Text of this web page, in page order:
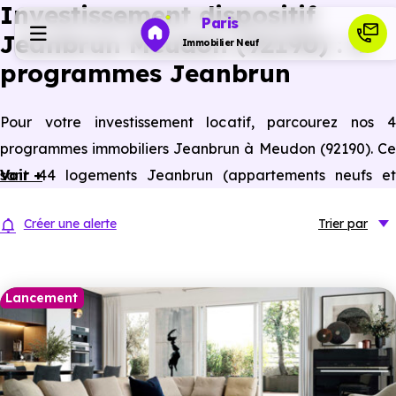
Paris
Immobilier Neuf
Investir
Ressources
Financer
Investissement dispositif
Jeanbrun Meudon (92190) : 4
programmes Jeanbrun
Pour votre investissement locatif, parcourez nos 4
programmes immobiliers Jeanbrun à Meudon (92190). Ce
sont 44 logements Jeanbrun (appartements neufs et
bailleur privé.
Voir +
Créer une alerte Trier par
Lancement